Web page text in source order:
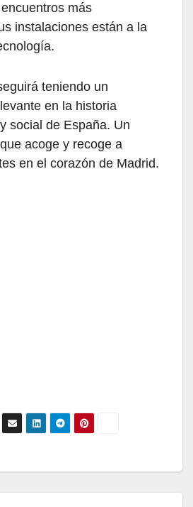
más
instalaciones están a la
teniendo un
en la historia
social de España. Un
acoge y recoge a
en el corazón de Madrid.